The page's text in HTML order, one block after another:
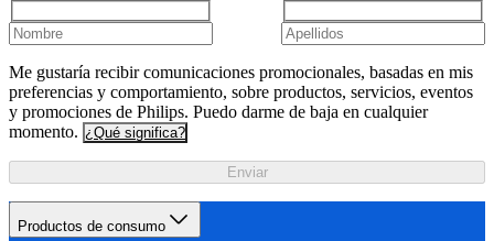
Me gustaría recibir comunicaciones promocionales, basadas en mis
preferencias y comportamiento, sobre productos, servicios, eventos
y promociones de Philips. Puedo darme de baja en cualquier
momento. ¿Qué significa?
Enviar
Productos de consumo